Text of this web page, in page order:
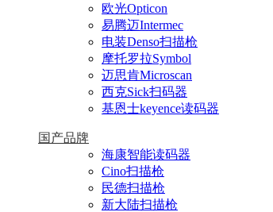
欧光Opticon
易腾迈Intermec
电装Denso扫描枪
摩托罗拉Symbol
迈思肯Microscan
西克Sick扫码器
基恩士keyence读码器
国产品牌
海康智能读码器
Cino扫描枪
民德扫描枪
新大陆扫描枪